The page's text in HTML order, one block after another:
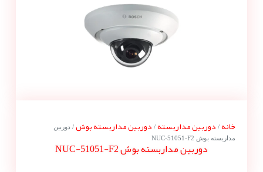
خانه/ دوربین مداربسته/ دوربین مداربسته بوش/ دوربین
مداربسته بوش NUC-51051-F2
دوربین مداربسته بوش NUC-51051-F2